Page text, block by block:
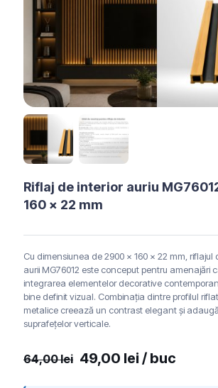
Riflaj de interior auriu
160 x 22 mm
Cu dimensiunea de 2900 x 160 x 22 mm, riflajul
aurii MG76012 este conceput pentru amenajări
integrarea elementelor decorative
bine definit vizual. Combinația dintre profilul
metalice creează un contrast elegant și
suprafețelor verticale.
64,00lei Prețul
49,00 lei Prețul
/ buc